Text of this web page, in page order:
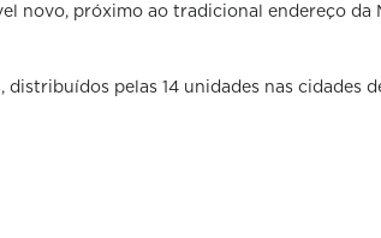
novo, próximo ao tradicional endereço da
pelas 14 unidades nas cidades